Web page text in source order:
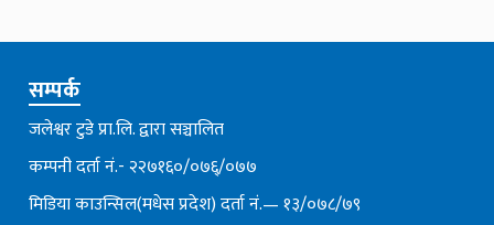
सम्पर्क
जलेश्वर टुडे प्रा.लि. द्वारा सञ्चालित
कम्पनी दर्ता नं.- २२७१६०/०७६्/०७७
मिडिया काउन्सिल(मधेस प्रदेश) दर्ता नं.— १३/०७८/७९